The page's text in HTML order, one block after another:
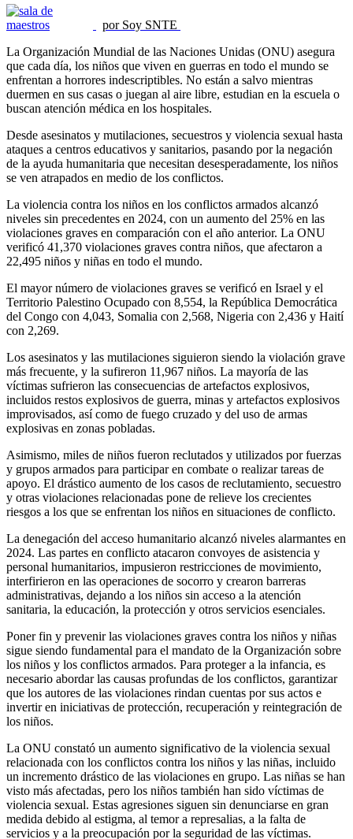
por Soy SNTE
La Organización Mundial de las Naciones Unidas (ONU) asegura
que cada día, los niños que viven en guerras en todo el mundo se
enfrentan a horrores indescriptibles. No están a salvo mientras
duermen en sus casas o juegan al aire libre, estudian en la escuela o
buscan atención médica en los hospitales.
Desde asesinatos y mutilaciones, secuestros y violencia sexual hasta
ataques a centros educativos y sanitarios, pasando por la negación
de la ayuda humanitaria que necesitan desesperadamente, los niños
se ven atrapados en medio de los conflictos.
La violencia contra los niños en los conflictos armados alcanzó
niveles sin precedentes en 2024, con un aumento del 25% en las
violaciones graves en comparación con el año anterior. La ONU
verificó 41,370 violaciones graves contra niños, que afectaron a
22,495 niños y niñas en todo el mundo.
El mayor número de violaciones graves se verificó en Israel y el
Territorio Palestino Ocupado con 8,554, la República Democrática
del Congo con 4,043, Somalia con 2,568, Nigeria con 2,436 y Haití
con 2,269.
Los asesinatos y las mutilaciones siguieron siendo la violación grave
más frecuente, y la sufireron 11,967 niños. La mayoría de las
víctimas sufrieron las consecuencias de artefactos explosivos,
incluidos restos explosivos de guerra, minas y artefactos explosivos
improvisados, así como de fuego cruzado y del uso de armas
explosivas en zonas pobladas.
Asimismo, miles de niños fueron reclutados y utilizados por fuerzas
y grupos armados para participar en combate o realizar tareas de
apoyo. El drástico aumento de los casos de reclutamiento, secuestro
y otras violaciones relacionadas pone de relieve los crecientes
riesgos a los que se enfrentan los niños en situaciones de conflicto.
La denegación del acceso humanitario alcanzó niveles alarmantes en
2024. Las partes en conflicto atacaron convoyes de asistencia y
personal humanitarios, impusieron restricciones de movimiento,
interfirieron en las operaciones de socorro y crearon barreras
administrativas, dejando a los niños sin acceso a la atención
sanitaria, la educación, la protección y otros servicios esenciales.
Poner fin y prevenir las violaciones graves contra los niños y niñas
sigue siendo fundamental para el mandato de la Organización sobre
los niños y los conflictos armados. Para proteger a la infancia, es
necesario abordar las causas profundas de los conflictos, garantizar
que los autores de las violaciones rindan cuentas por sus actos e
invertir en iniciativas de protección, recuperación y reintegración de
los niños.
La ONU constató un aumento significativo de la violencia sexual
relacionada con los conflictos contra los niños y las niñas, incluido
un incremento drástico de las violaciones en grupo. Las niñas se han
visto más afectadas, pero los niños también han sido víctimas de
violencia sexual. Estas agresiones siguen sin denunciarse en gran
medida debido al estigma, al temor a represalias, a la falta de
servicios y a la preocupación por la seguridad de las víctimas.